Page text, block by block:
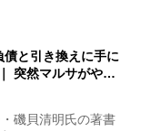
債と引き換えに手に
突然マルサがや…
磯貝清明氏の著書